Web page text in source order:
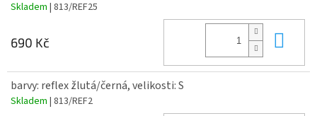
Skladem | 813/REF25
690 Kč
barvy: reflex žlutá/černá, velikosti: S
Skladem | 813/REF2